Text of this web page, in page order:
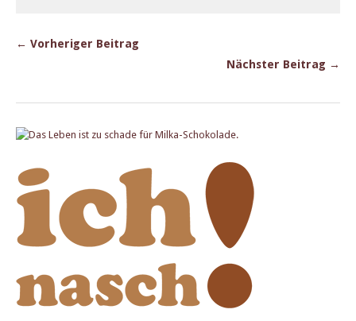
← Vorheriger Beitrag
Nächster Beitrag →